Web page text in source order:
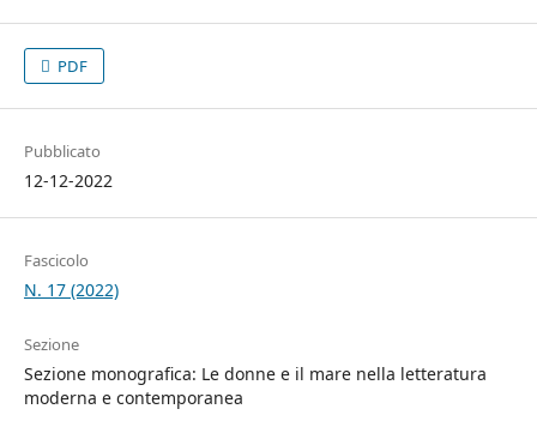
PDF
Pubblicato
12-12-2022
Fascicolo
N. 17 (2022)
Sezione
Sezione monografica: Le donne e il mare nella letteratura
moderna e contemporanea